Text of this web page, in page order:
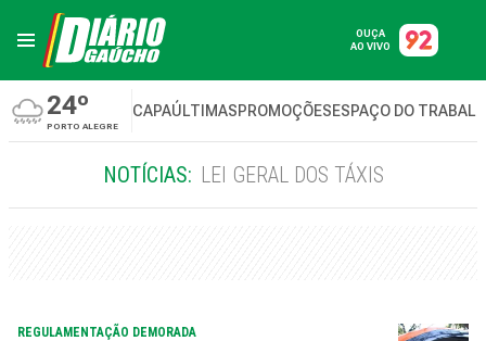
OUÇA
AO VIVO
24º
PORTO ALEGRE
CAPAÚLTIMASPROMOÇÕESESPAÇO DO
NOTÍCIAS: LEI GERAL DOS TÁXIS
REGULAMENTAÇÃO DEMORADA